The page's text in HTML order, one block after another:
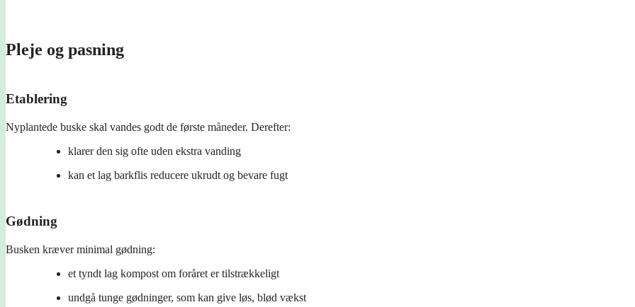
Pleje og pasning
Etablering
Nyplantede buske skal vandes godt de første måneder. Derefter:
klarer den sig ofte uden ekstra vanding
kan et lag barkflis reducere ukrudt og bevare fugt
Gødning
Busken kræver minimal gødning:
et tyndt lag kompost om foråret er tilstrækkeligt
undgå tunge gødninger, som kan give løs, blød vækst